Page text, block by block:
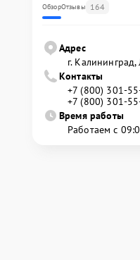
ОбзорОтзывы 164
Адрес
г.
Контакты
+7 (800) 301-
+7 (800) 301-
Время работы
Работаем с